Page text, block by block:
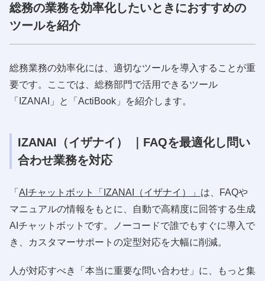
総務の業務を効率化したいときにおすすめの
ツールを紹介
総務業務の効率化には、適切なツールを導入することが重
要です。ここでは、総務部門で活用できるツール
「IZANAI」と「ActiBook」を紹介します。
IZANAI（イザナイ） ｜FAQを最適化し問い
合わせ業務を対応
「 AIチャットボット「IZANAI（イザナイ）」 は、FAQや
マニュアルの情報をもとに、自動で高精度に回答する生成
AIチャットボットです。ノーコードで誰でもすぐに導入で
き、カスタマーサポートの定型対応を大幅に削減。
人が対応すべき「本当に重要な問い合わせ」に、もっと集